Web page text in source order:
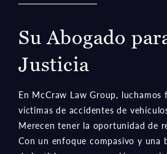
Justicia
En McCraw Law Group, luchamos
Merecen tener la oportunidad de
Con un enfoque compasivo y una
de justicia y compensación
comprometidos a ayudar a los